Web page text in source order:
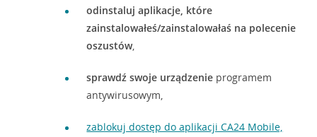
odinstaluj aplikacje, które
zainstalowałeś/zainstalowałaś na polecenie
oszustów,
sprawdź swoje urządzenie programem
antywirusowym,
zablokuj dostęp do aplikacji CA24 Mobile,